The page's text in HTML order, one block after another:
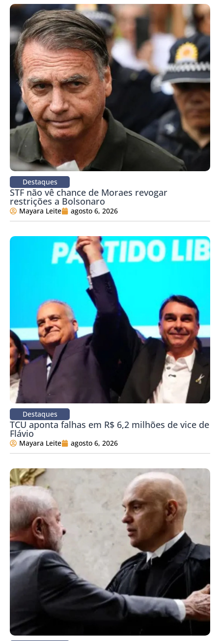
Destaques
STF não vê chance de Moraes revogar
restrições a Bolsonaro
Mayara Leite agosto 6, 2026
Destaques
TCU aponta falhas em R$ 6,2 milhões de vice de
Flávio
Mayara Leite agosto 6, 2026